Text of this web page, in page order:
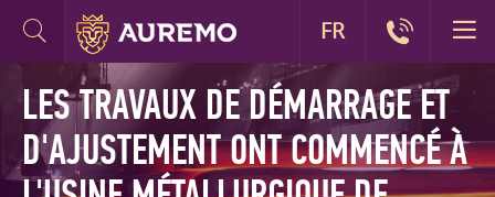
LES TRAVAUX DE DÉMARRAGE ET
D'AJUSTEMENT ONT COMMENCÉ À
FR